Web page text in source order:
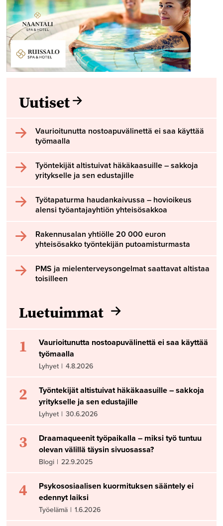
Uutiset
Vaurioitunutta nostoapuvälinettä ei saa käyttää
työmaalla
Työntekijät altistuivat häkäkaasuille – sakkoja
yritykselle ja sen edustajille
Työtapaturma haudankaivussa – hovioikeus
alensi työantajayhtiön yhteisösakkoa
Rakennusalan yhtiölle 20 000 euron
yhteisösakko työntekijän putoamisturmasta
PMS ja mielenterveysongelmat saattavat altistaa
toisilleen
Luetuimmat
1
Vaurioitunutta nostoapuvälinettä ei saa käyttää
työmaalla
Lyhyet | 4.8.2026
2
Työntekijät altistuivat häkäkaasuille – sakkoja
yritykselle ja sen edustajille
Lyhyet | 30.6.2026
3
Draamaqueenit työpaikalla – miksi työ tuntuu
olevan välillä täysin sivuosassa?
Blogi | 22.9.2025
4
Psykososiaalisen kuormituksen sääntely ei
edennyt laiksi
Työelämä | 1.6.2026